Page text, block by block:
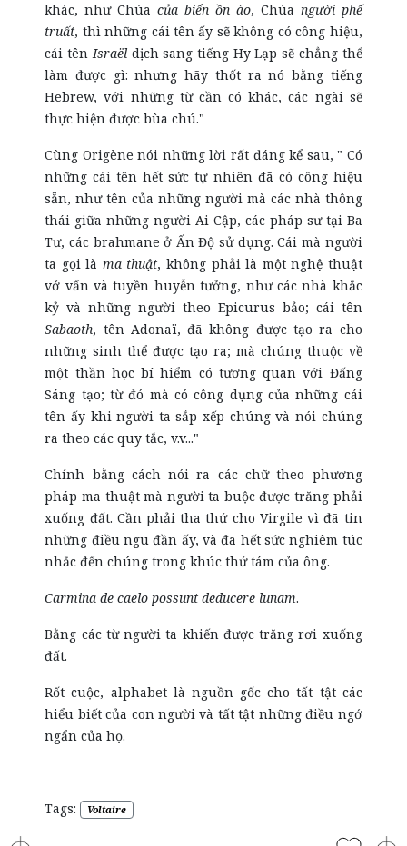
khác, như Chúacủa biển ồn ào, Chúa người phế
truất, thì những cái tên ấy sẽ không có công hiệu,
cái tênIsraëldịch sang tiếng Hy Lạp sẽ chẳng thể
làm được gì: nhưng hãy thốt ra nó bằng tiếng
Hebrew, với những từ cần có khác, các ngài sẽ
thực hiện được bùa chú."
Cùng Origène nói những lời rất đáng kể sau, " Có
những cái tên hết sức tự nhiên đã có công hiệu
sẵn, như tên của những người mà các nhà thông
thái giữa những người Ai Cập, các pháp sư tại Ba
Tư, các brahmane ở Ấn Độ sử dụng. Cái mà người
ta gọi là ma thuật, không phải là một nghệ thuật
vớ vẩn và tuyền huyễn tưởng, như các nhà khắc
kỷ và những người theo Epicurus bảo; cái tên
Sabaoth, tên Adonaï, đã không được tạo ra cho
những sinh thể được tạo ra; mà chúng thuộc về
một thần học bí hiểm có tương quan với Đấng
Sáng tạo; từ đó mà có công dụng của những cái
tên ấy khi người ta sắp xếp chúng và nói chúng
ra theo các quy tắc, v.v..."
Chính bằng cách nói ra các chữ theo phương
pháp ma thuật mà người ta buộc được trăng phải
xuống đất. Cần phải tha thứ cho Virgile vì đã tin
những điều ngu đần ấy, và đã hết sức nghiêm túc
nhắc đến chúng trong khúc thứ tám của ông.
Carmina de caelo possunt deducere lunam.
Bằng các từ người ta khiến được trăng rơi xuống
đất.
Rốt cuộc, alphabet là nguồn gốc cho tất tật các
hiểu biết của con người và tất tật những điều ngớ
ngẩn của họ.
Tags: Voltaire